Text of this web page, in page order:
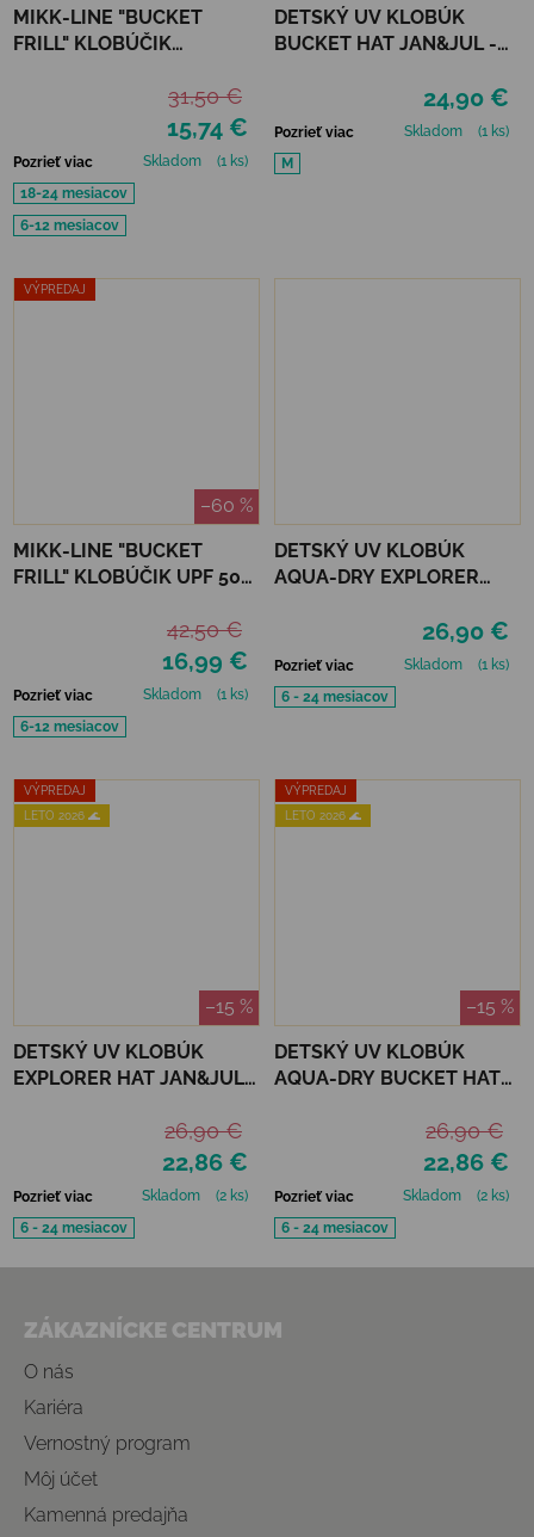
MIKK-LINE "BUCKET
FRILL" KLOBÚČIK
15,74 €
31,50 €
Pozrieť viac Skladom
(1 ks)
18-24 mesiacov
6-12 mesiacov
DETSKÝ UV KLOBÚK
BUCKET HAT JAN&JUL -
24,90 €
Pozrieť viac Skladom
(1 ks)
M
VÝPREDAJ
–60 %
MIKK-LINE "BUCKET
FRILL" KLOBÚČIK UPF 50+
16,99 €
42,50 €
Pozrieť viac Skladom
(1 ks)
6-12 mesiacov
DETSKÝ UV KLOBÚK
AQUA-DRY EXPLORER
26,90 €
Pozrieť viac Skladom
(1 ks)
6 - 24 mesiacov
VÝPREDAJ
LETO 2026 🌊
–15 %
DETSKÝ UV KLOBÚK
EXPLORER HAT JAN&JUL -
22,86 €
26,90 €
Pozrieť viac Skladom
(2 ks)
6 - 24 mesiacov
VÝPREDAJ
LETO 2026 🌊
–15 %
DETSKÝ UV KLOBÚK
AQUA-DRY BUCKET HAT
22,86 €
26,90 €
Pozrieť viac Skladom
(2 ks)
6 - 24 mesiacov
ZÁKAZNÍCKE CENTRUM
O nás
Kariéra
Vernostný program
Môj účet
Kamenná predajňa